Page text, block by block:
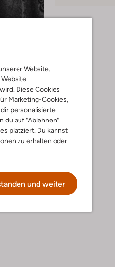
Website.
Diese Cookies
Marketing-Cookies,
personalisierte
du auf "Ablehnen"
platziert. Du kannst
zu erhalten oder
und weiter
normal Schonwäsche
Trockner
Reinigen